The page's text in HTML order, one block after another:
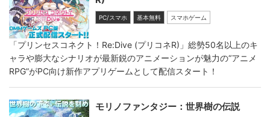
PC/スマホ 基本無料 スマホゲーム
「プリンセスコネクト！Re:Dive (プリコネR)」総勢50名以上のキ
ャラや膨大なシナリオが最新鋭のアニメーションが魅力の“アニメ
RPG”がPC向け新作アプリゲームとして配信スタート！
モリノファンタジー：世界樹の伝説